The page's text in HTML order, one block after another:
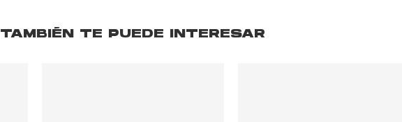
TAMBIÉN TE PUEDE INTERESAR